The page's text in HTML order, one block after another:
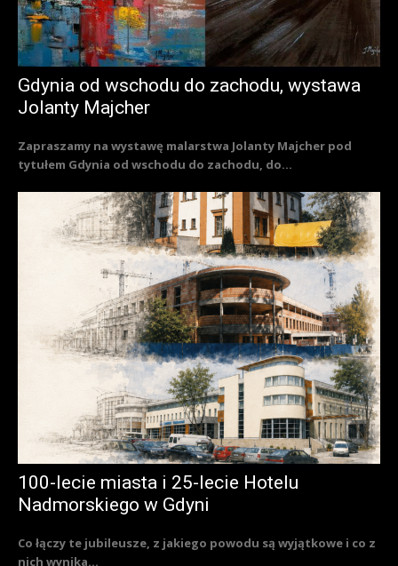
Gdynia od wschodu do zachodu, wystawa
Jolanty Majcher
Zapraszamy na wystawę malarstwa Jolanty Majcher pod
tytułem Gdynia od wschodu do zachodu, do...
100-lecie miasta i 25-lecie Hotelu
Nadmorskiego w Gdyni
Co łączy te jubileusze, z jakiego powodu są wyjątkowe i co z
nich wynika...